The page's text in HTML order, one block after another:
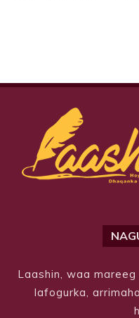
Laashin, waa
lafogurka,